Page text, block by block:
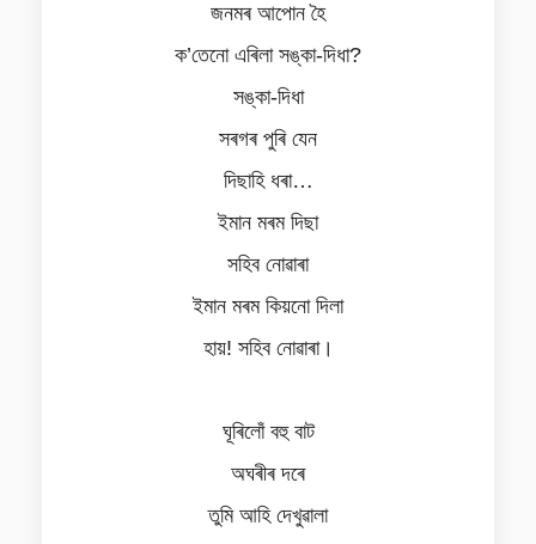
জনমৰ আপোন হৈ
ক’তেনো এৰিলা সঙ্কা-দিধা?
সঙ্কা-দিধা
সৰগৰ পুৰি যেন
দিছাহি ধৰা…
ইমান মৰম দিছা
সহিব নোৱাৰা
ইমান মৰম কিয়নো দিলা
হায়! সহিব নোৱাৰা।
ঘূৰিলোঁ বহু বাট
অঘৰীৰ দৰে
তুমি আহি দেখুৱালা